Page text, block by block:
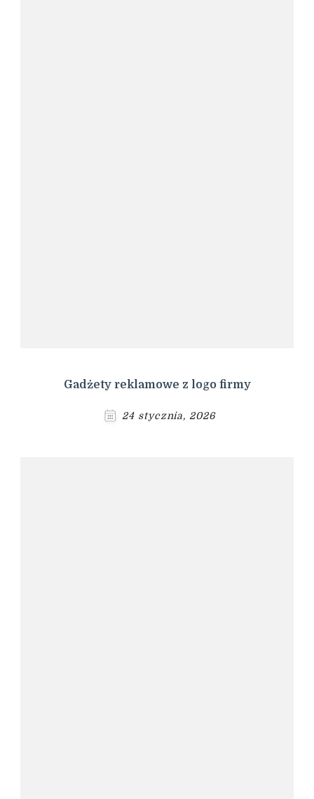
Gadżety reklamowe z logo firmy
24 stycznia, 2026